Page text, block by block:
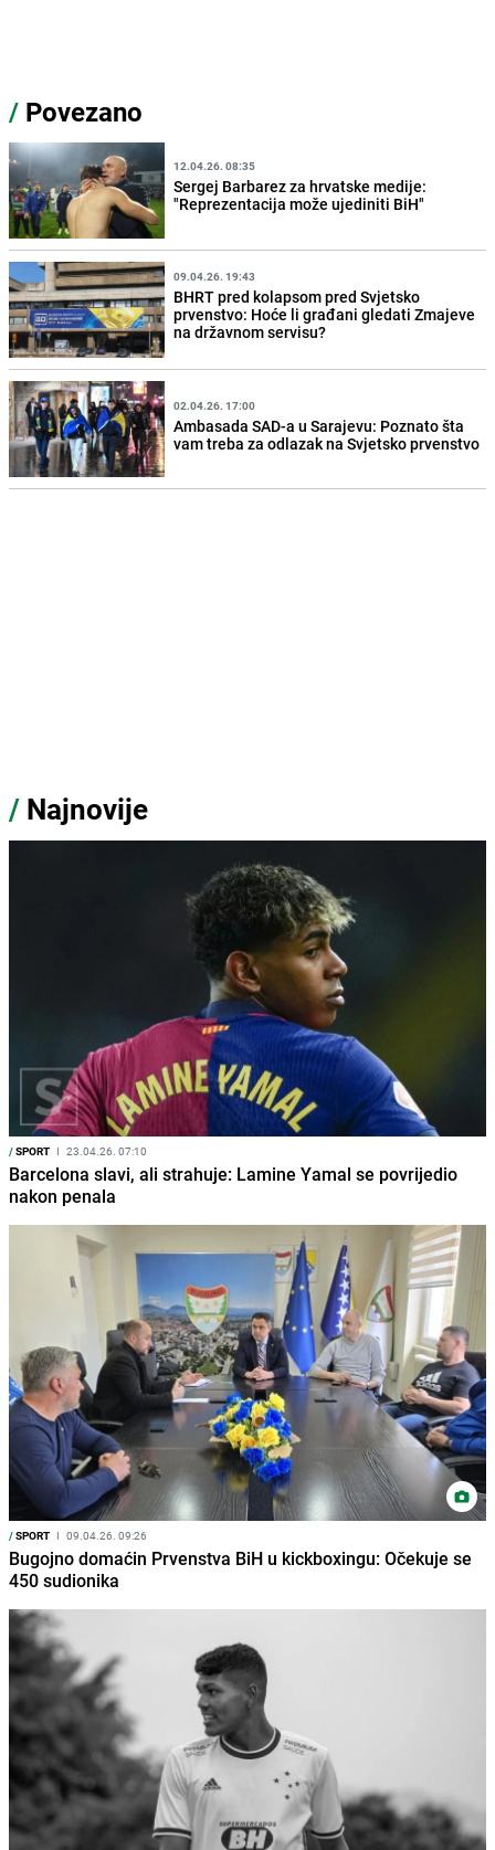
/ Povezano
12.04.26. 08:35
Sergej Barbarez za hrvatske medije:
"Reprezentacija može ujediniti BiH"
09.04.26. 19:43
BHRT pred kolapsom pred Svjetsko
prvenstvo: Hoće li građani gledati Zmajeve
na državnom servisu?
02.04.26. 17:00
Ambasada SAD-a u Sarajevu: Poznato šta
vam treba za odlazak na Svjetsko prvenstvo
/ Najnovije
/SPORT I 23.04.26. 07:10
Barcelona slavi, ali strahuje: Lamine Yamal se povrijedio
nakon penala
/SPORT I 09.04.26. 09:26
Bugojno domaćin Prvenstva BiH u kickboxingu: Očekuje se
450 sudionika